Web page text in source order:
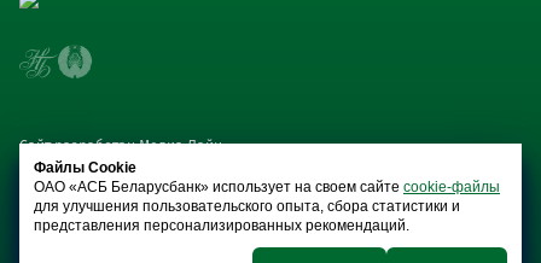
Сайт разработан Медиа Лайн
Файлы Cookie
ОАО «АСБ Беларусбанк» использует на своем сайте cookie-файлы
для улучшения пользовательского опыта, сбора статистики и
представления персонализированных рекомендаций.